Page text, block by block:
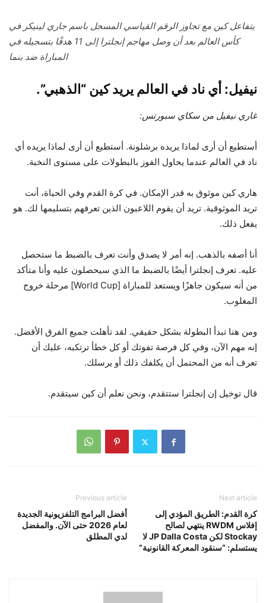
يتفاعل كين مع تجاوز الرقم القياسي المسجل باسم جاري لينيكر في
كأس العالم بعد أن وصل مهاجم إنجلترا إلى 11 هدفًا بتسجيله في
المباراة ضد بنما
نيفيل: أي ناد في العالم يريد كين “الذهبي”.
غاري نيفيل من سكاي سبورتس:
أستطيع أن أرى لماذا يريده برشلونة. أستطيع أن أرى لماذا يريده أي
ناد في العالم عندما يحاول الفوز بالبطولات على مستوى النخبة.
هاري كين موثوق به قدر الإمكان. في كرة القدم وفي الحياة، أنت
تريد الموثوقية. تريد أن يقوم اللاعبون الذين تعرفهم بتسليمها لك. هو
يفعل ذلك.
أنا أصفه بالذهب. إنه أمر لا يصدق وأنت تعرف بالضبط ما ستحصل
عليه. تعرف إنجلترا أيضًا بالضبط ما الذي سيحصلون عليه وأنا متأكد
من أنه سيكون جاهزًا ويستعد للمباراة [World Cup] مرحلة خروج
المغلوب.
ومن هنا تبدأ البطولة بشكل حقيقي. لقد تأهلت جميع الفرق الأفضل.
إنه مهم الآن، وفي كل فرصة تفوتك أو كل خطأ ترتكبه، عليك أن
تعرف أنه من المحتمل أن يكلفك ذلك أو يرسلك.
قال توخيل إن إنجلترا ستتقدم، ونحن نعلم أن كين سيتقدم.
Previous article
أفضل البرامج التلفزيونية الجديدة
لعام 2026 حتى الآن. والمفضل
لدي المطلق
Next article
كرة القدم: الطريق المؤدي إلى
إفلاس RWDM ينتهي لصالح
Stockay لكن JP Dalla Costa لا
يستسلم: “سنقود المعركة القانونية”